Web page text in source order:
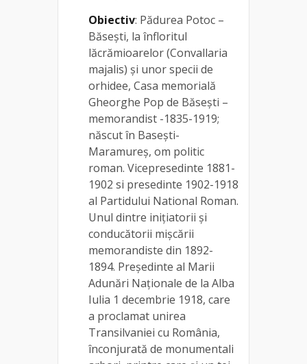
Obiectiv: Pădurea Potoc –
Băsești, la înfloritul
lăcrămioarelor (Convallaria
majalis) și unor specii de
orhidee, Casa memorială
Gheorghe Pop de Băsești –
memorandist -1835-1919;
născut în Baseşti-
Maramureş, om politic
roman. Vicepresedinte 1881-
1902 si presedinte 1902-1918
al Partidului National Roman.
Unul dintre inițiatorii și
conducătorii mișcării
memorandiste din 1892-
1894. Președinte al Marii
Adunări Naționale de la Alba
Iulia 1 decembrie 1918, care
a proclamat unirea
Transilvaniei cu România,
înconjurată de monumentali